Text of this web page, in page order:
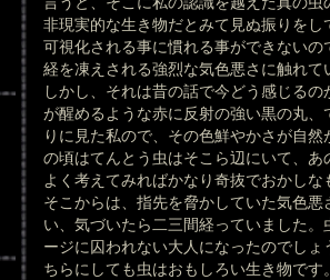
非現実的な生き物だとみて見ぬ振りを
可視化される事に慣れる事ができない
経を凍えされる強烈な気色悪さに触れて
しかし、それは昔の話で今どう感じる
が醒めるような赤に反射の強い黒の丸
りに見た私ので、その色鮮やかさが自
の頃はてんとう虫はそこら辺にいて、あ
よく考えてみればかなり奇抜でおかしな
そこからは、指先を脅かしていた気色
い、気づいたら二三間経っていました
ージに囚われない大人になったのでし
ちらにしても虫はおもしろい生き物です。